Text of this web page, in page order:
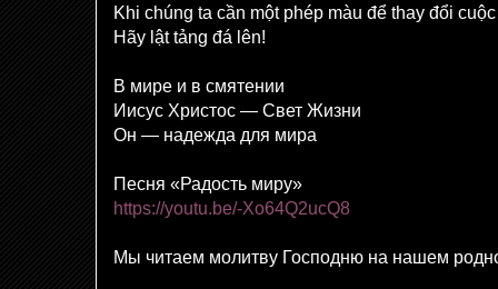
Khi chúng ta cần một phép màu để thay đổi
Hãy lật tảng đá lên!
В мире и в смятении
Иисус Христос — Свет Жизни
Он — надежда для мира
Песня «Радость миру»
https://youtu.be/-Xo64Q2ucQ8
Мы читаем молитву Господню на нашем